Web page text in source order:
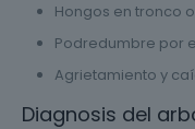
Hongos en tronco
Podredumbre por
Agrietamiento y
Diagnosis del